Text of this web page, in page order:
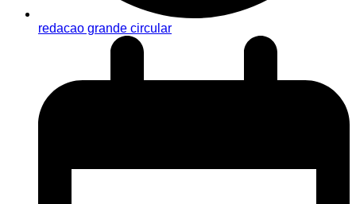
redacao grande circular